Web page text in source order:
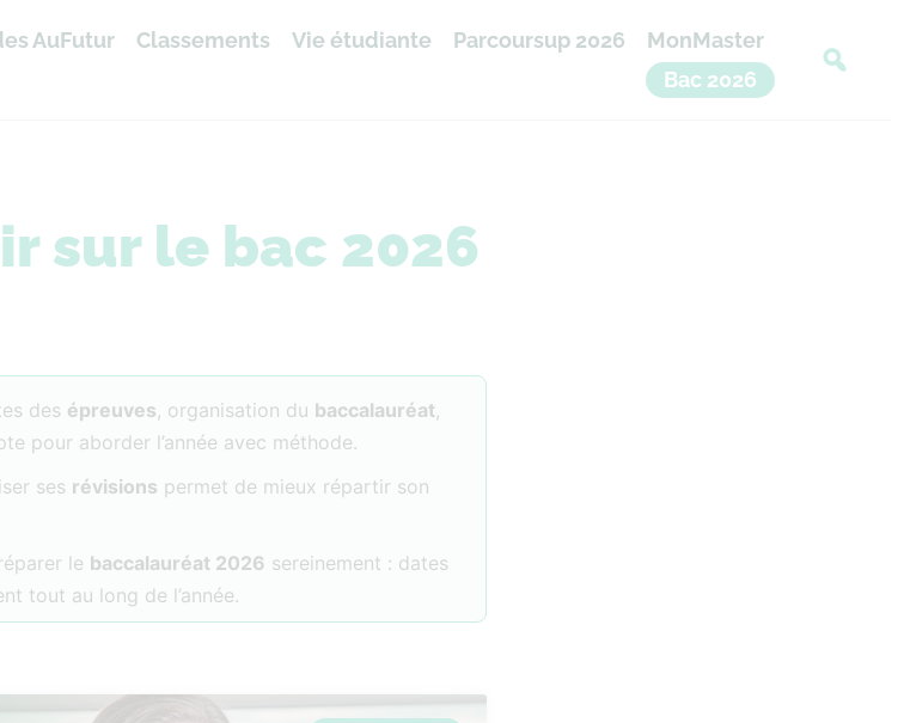
AuFutur Classements Vie étudiante Parcoursup 2026
MonMaster
Bac 2026
sur le bac 2026
des épreuves, organisation du baccalauréat,
pour aborder l’année avec méthode.
ses révisions permet de mieux répartir son
le baccalauréat 2026 sereinement : dates
tout au long de l’année.